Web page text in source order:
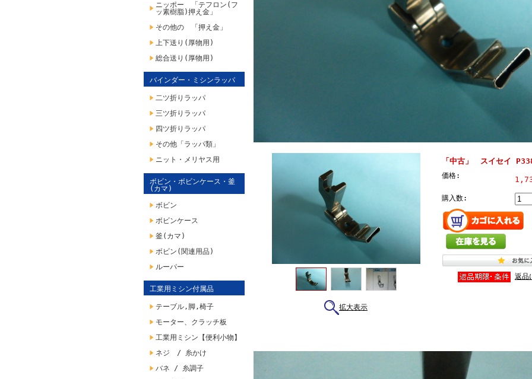
ニッポー 「テフロン(フ
ッ素樹脂)押え金」
その他の 「押え金」
上下送り(厚物用)
総合送り(厚物用)
バインダー・ミシンラッパ
二ツ折りラッパ
三ツ折りラッパ
四ツ折りラッパ
その他「ラッパ類」
ニット・メリヤス用
ボビン・ボビンケース・釜
(カマ)
ボビン
ボビンケース
釜(カマ)
ボビン(関連用品)
ルーパー
工業用ミシン付属品
テーブル,脚,椅子
モーター、クラッチ板
工業用ミシン【便利小物】
ネジ / 糸かけ
バネ / 糸調子
拡大表示
「中古」 スイセイ
価格:
購入数:
返品